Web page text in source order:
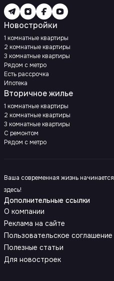
Новостройки
1 комнатные квартиры
2 комнатные квартиры
3 комнатные квартиры
Рядом с метро
Есть рассрочка
Ипотека
Вторичное жилье
1 комнатные квартиры
2 комнатные квартиры
3 комнатные квартиры
С ремонтом
Рядом с метро
Ваша современная жизнь начинается
здесь!
Дополнительные ссылки
О компании
Реклама на сайте
Пользовательское соглашение
Полезные статьи
Для новостроек